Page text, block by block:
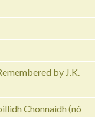
by J.K.
Chonnaidh (nó